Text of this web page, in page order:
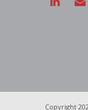
Copyright